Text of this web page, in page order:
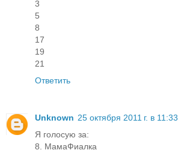
3
5
8
17
19
21
Ответить
Unknown 25 октября 2011 г. в 11:33
Я голосую за:
8. МамаФиалка